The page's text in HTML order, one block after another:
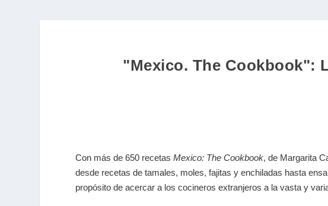
"Mexico. The Cookbook":
Con más de 650 recetasMexico: The Cookbook, de Margarita
desde recetas de tamales, moles, fajitas y enchiladas hasta
propósito de acercar a los cocineros extranjeros a la vasta y